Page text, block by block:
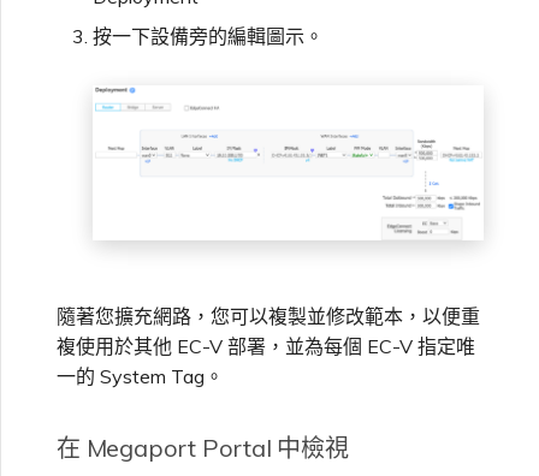
按一下設備旁的編輯圖示。
隨著您擴充網路，您可以複製並修改範本，以便重
複使用於其他 EC-V 部署，並為每個 EC-V 指定唯
一的 System Tag。
在 Megaport Portal 中檢視